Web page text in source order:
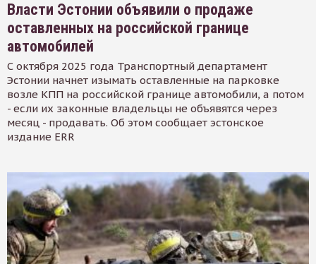
Власти Эстонии объявили о продаже
оставленных на российской границе
автомобилей
С октября 2025 года Транспортный департамент
Эстонии начнет изымать оставленные на парковке
возле КПП на российской границе автомобили, а потом
- если их законные владельцы не объявятся через
месяц - продавать. Об этом сообщает эстонское
издание ERR